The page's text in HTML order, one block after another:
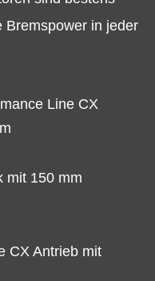
Bremspower in jeder
Line CX
mit 150 mm
CX Antrieb mit